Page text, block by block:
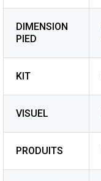
DIMENSION
PIED
KIT
VISUEL
PRODUITS